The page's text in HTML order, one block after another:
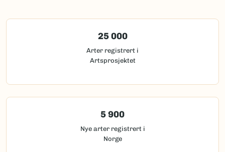
25 000
Arter registrert i
Artsprosjektet
5 900
Nye arter registrert i
Norge